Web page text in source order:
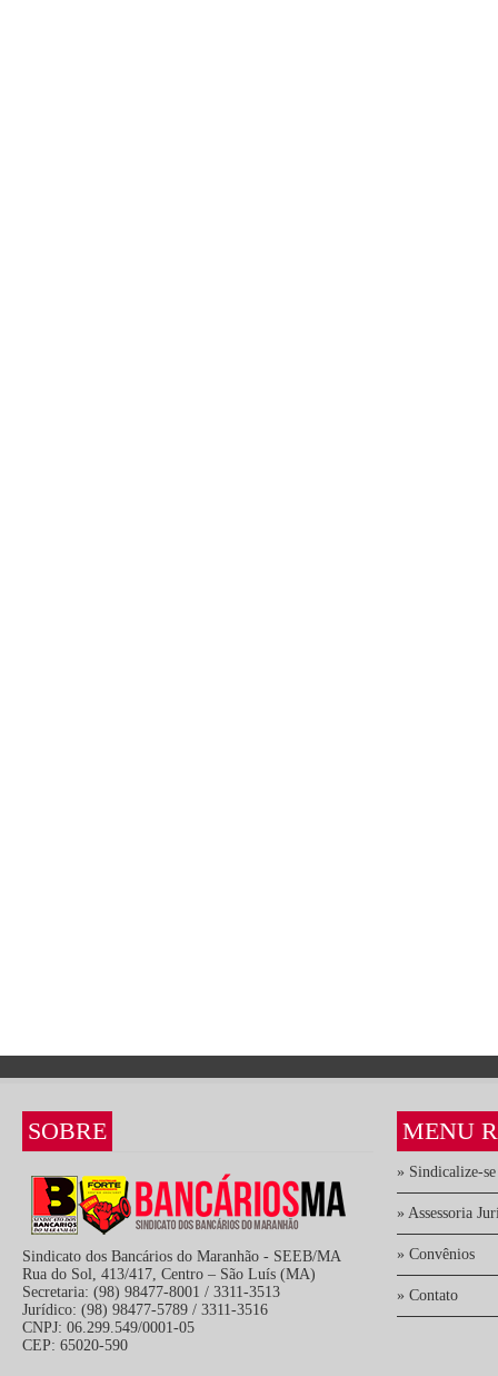
SOBRE
Sindicato dos Bancários do Maranhão - SEEB/MA
Rua do Sol, 413/417, Centro – São Luís (MA)
Secretaria: (98) 98477-8001 / 3311-3513
Jurídico: (98) 98477-5789 / 3311-3516
CNPJ: 06.299.549/0001-05
CEP: 65020-590
MENU
» Sindicalize-se
» Assessoria
» Convênios
» Contato